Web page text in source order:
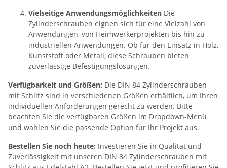
Vielseitige Anwendungsmöglichkeiten Die
Zylinderschrauben eignen sich für eine Vielzahl von
Anwendungen, von Heimwerkerprojekten bis hin zu
industriellen Anwendungen. Ob für den Einsatz in Holz,
Kunststoff oder Metall, diese Schrauben bieten
zuverlässige Befestigungslösungen.
Verfügbarkeit und Größen: Die DIN 84 Zylinderschrauben
mit Schlitz sind in verschiedenen Größen erhältlich, um Ihren
individuellen Anforderungen gerecht zu werden. Bitte
beachten Sie die verfügbaren Größen im Dropdown-Menü
und wählen Sie die passende Option für Ihr Projekt aus.
Bestellen Sie noch heute: Investieren Sie in Qualität und
Zuverlässigkeit mit unseren DIN 84 Zylinderschrauben mit